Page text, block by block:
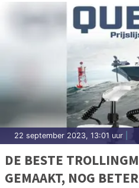
22 september 2023, 13:01 uur
DE BESTE
GEMAAKT, NOG